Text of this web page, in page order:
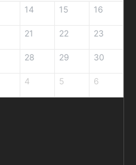
14 15 16
21 22 23
28 29 30
4 5 6